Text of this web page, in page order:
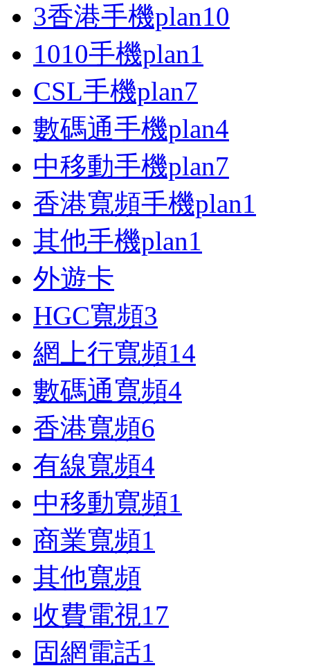
3香港手機plan10
1010手機plan1
CSL手機plan7
數碼通手機plan4
中移動手機plan7
香港寬頻手機plan1
其他手機plan1
外遊卡
HGC寬頻3
網上行寬頻14
數碼通寬頻4
香港寬頻6
有線寬頻4
中移動寬頻1
商業寬頻1
其他寬頻
收費電視17
固網電話1